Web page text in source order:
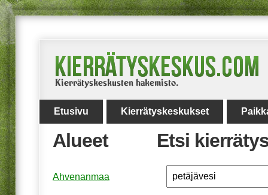
Etusivu Kierrätyskeskukset
Etsi
Alueet
Ahvenanmaa